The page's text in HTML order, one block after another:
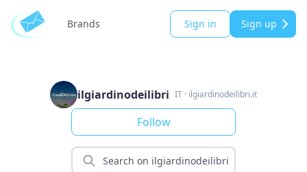
Brands Sign in Sign up
ilgiardinodeilibri IT · ilgiardinodeilibri.it
Follow